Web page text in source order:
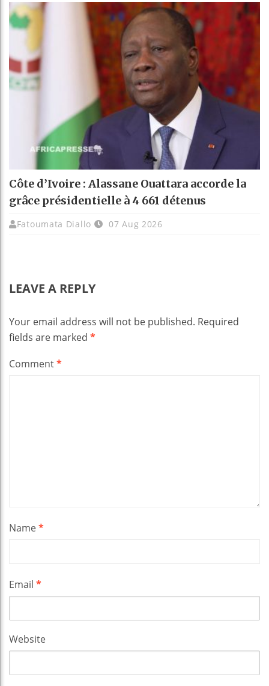
Côte d’Ivoire : Alassane Ouattara accorde la
grâce présidentielle à 4 661 détenus
Fatoumata Diallo 07 Aug 2026
LEAVE A REPLY
Your email address will not be published. Required
fields are marked *
Comment*
Name*
Email *
Website